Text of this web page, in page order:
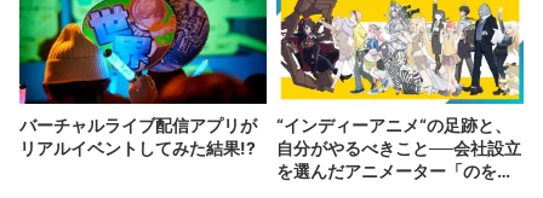
バーチャルライブ配信アプリが
リアルイベントしてみた結果!?
“インディーアニメ“の足跡と、
自分がやるべきこと──会社設立
を選んだアニメーター「のを